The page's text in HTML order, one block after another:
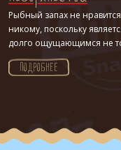
Рыбный запах не
никому, поскольку
долго ощущающимся не
ПОДРОБНЕЕ